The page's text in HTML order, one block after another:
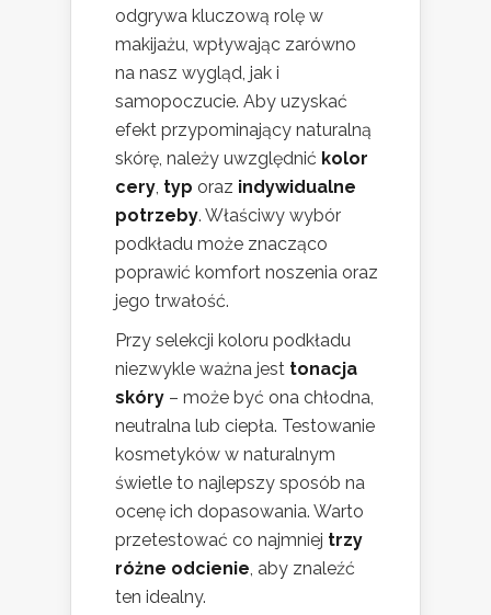
odgrywa kluczową rolę w
makijażu, wpływając zarówno
na nasz wygląd, jak i
samopoczucie. Aby uzyskać
efekt przypominający naturalną
skórę, należy uwzględnić kolor
cery, typ oraz indywidualne
potrzeby. Właściwy wybór
podkładu może znacząco
poprawić komfort noszenia oraz
jego trwałość.
Przy selekcji koloru podkładu
niezwykle ważna jest tonacja
skóry – może być ona chłodna,
neutralna lub ciepła. Testowanie
kosmetyków w naturalnym
świetle to najlepszy sposób na
ocenę ich dopasowania. Warto
przetestować co najmniej trzy
różne odcienie, aby znaleźć
ten idealny.